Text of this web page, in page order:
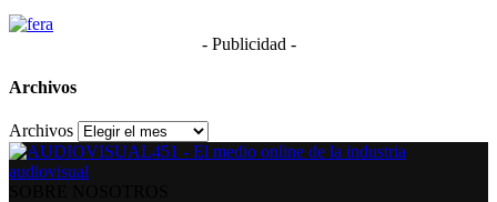
- Publicidad -
Archivos
Archivos